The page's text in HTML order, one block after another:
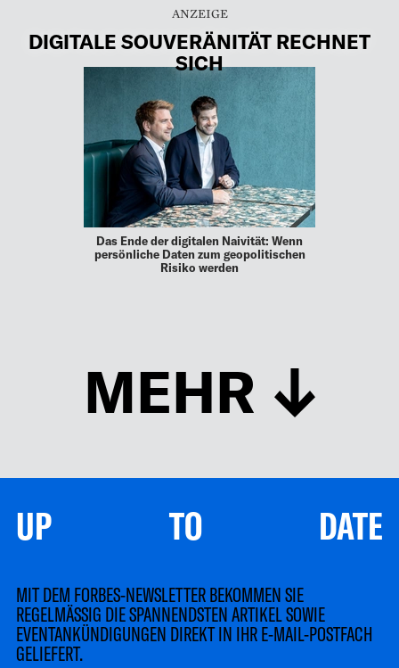
DIGITALE SOUVERÄNITÄT RECHNET
SICH
Das Ende der digitalen Naivität: Wenn
persönliche Daten zum geopolitischen
Risiko werden
MEHR
UP TO DATE
MIT DEM FORBES-NEWSLETTER BEKOMMEN SIE
REGELMÄSSIG DIE SPANNENDSTEN ARTIKEL SOWIE
EVENTANKÜNDIGUNGEN DIREKT IN IHR E-MAIL-POSTFACH
GELIEFERT.